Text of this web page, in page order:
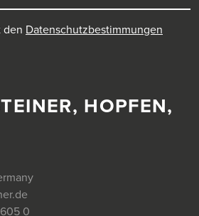
HOPFEN,
0
den Datenschutzbestimmungen